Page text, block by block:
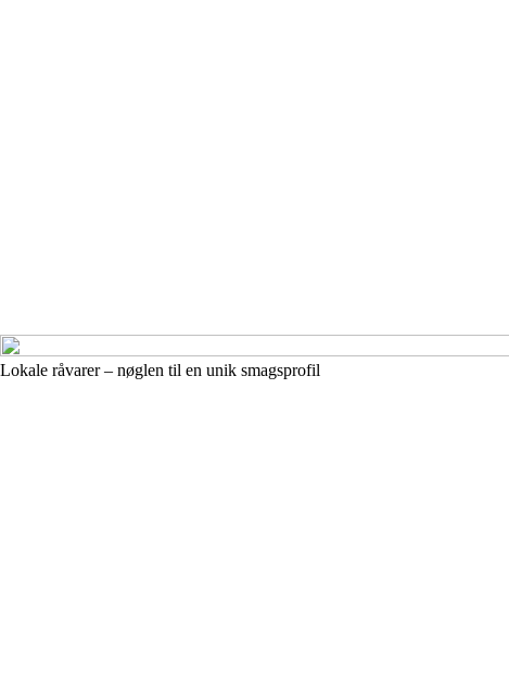
Lokale råvarer – nøglen til en unik smagsprofil